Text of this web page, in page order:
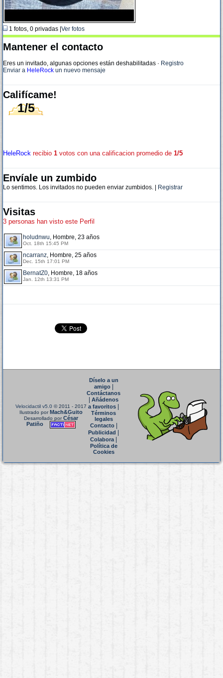
1 fotos, 0 privadas | Ver fotos
Mantener el contacto
Eres un invitado, algunas opciones están deshabilitadas · Registro
Enviar a HeleRock un nuevo mensaje
Califícame!
1/5
HeleRock recibio 1 votos con una calificacion promedio de 1/5
Envíale un zumbido
Lo sentimos. Los invitados no pueden enviar zumbidos. | Registrar
Visitas
3 personas han visto este Perfil
holudnwu, Hombre, 23 años
Oct. 18th 15:45 PM
ncarranz, Hombre, 25 años
Dec. 15th 17:01 PM
BernatZ0, Hombre, 18 años
Jan. 12th 13:31 PM
Velocidactil v5.0 © 2011 - 2017
Ilustrado porMach&Guito
Desarrollado porCésar
Patiño
Díselo a un
amigo|
Contáctanos
Añádenos
a favoritos
Términos
legales
Contacto|
Publicidad
Colabora|
Política de
Cookies